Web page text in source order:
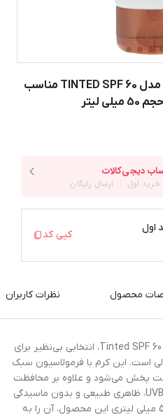
کرم ضد آفتاب رنگی مدیسان مدل TINTED SPF 60 مناسب
لیتر
اول
کپی کد
محصول نظرات کاربران
کرم ضد آفتاب رنگی مدیسان مدل Tinted SPF 60، انتخابی بی‌نظیر برای
است. این کرم با فرمولاسیون سبک
پخش می‌شود و علاوه بر محافظت
بالا در برابر اشعه‌های مضر UVA و UVB، ظاهری طبیعی و بدون ماسیدگی
به پوست شما می‌بخشد. حجم 50 میلی لیتری این محصول، آن را به